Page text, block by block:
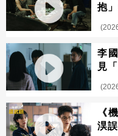
抱
李
見
《
淏